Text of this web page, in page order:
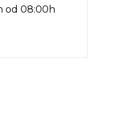
od 08:00h